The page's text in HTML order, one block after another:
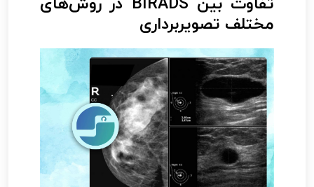
مختلف تصویربرداری